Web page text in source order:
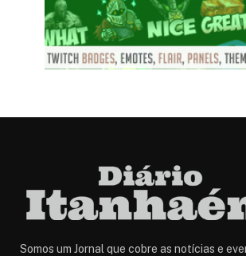
Somos um Jornal que cobre as notícias e